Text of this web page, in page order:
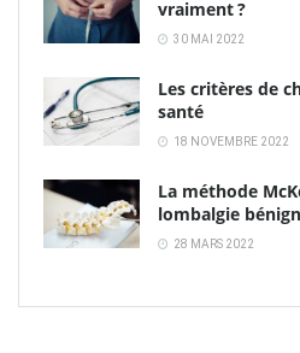
vraiment ?
30 MAI 2022
Les critères de
santé
18 NOVEMBRE 2022
La méthode
lombalgie
28 MARS 2022